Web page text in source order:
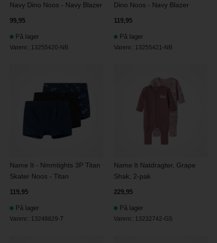
Navy Dino Noos - Navy Blazer
99,95
På lager
Varenr.: 13255420-NB
Dino Noos - Navy Blazer
119,95
På lager
Varenr.: 13255421-NB
Name It - Nmmtights 3P Titan
Skater Noos - Titan
119,95
På lager
Varenr.: 13248829-T
Name It Natdragter, Grape
Shak, 2-pak
229,95
På lager
Varenr.: 13232742-GS